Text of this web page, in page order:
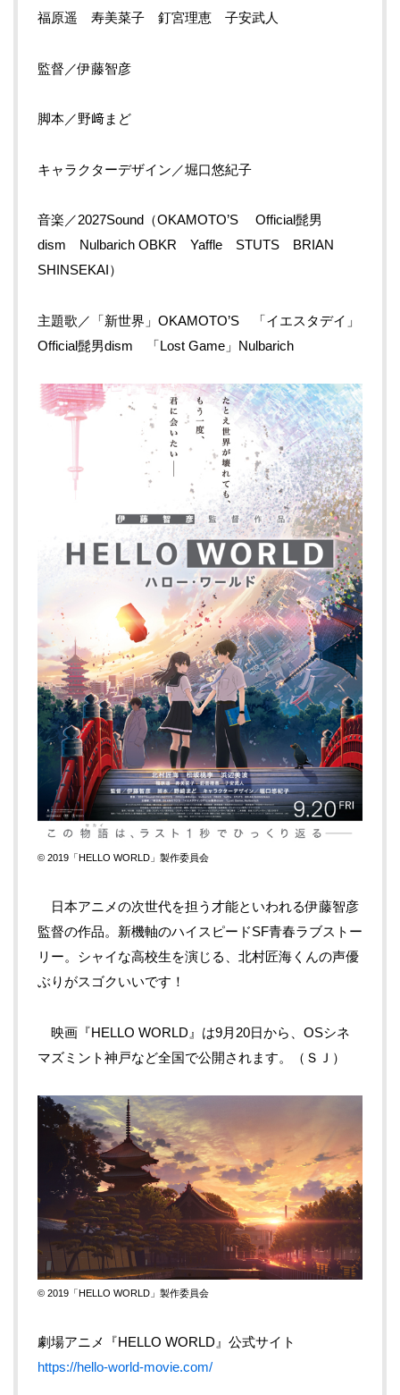
福原遥 寿美菜子 釘宮理恵 子安武人
監督／伊藤智彦
脚本／野﨑まど
キャラクターデザイン／堀口悠紀子
音楽／2027Sound （OKAMOTO’S Official髭男
dism
Nulbarich OBKR Yaffle STUTS
BRIAN
SHINSEKAI）
主題歌／「新世界」 OKAMOTO’S 「イエスタデイ」
Official髭男dism 「Lost Game 」 Nulbarich
© 2019「HELLO WORLD」製作委員会
日本アニメの次世代を担う才能といわれる伊藤智彦
監督の作品。新機軸のハイスピードSF青春ラブストー
リー。シャイな高校生を演じる、北村匠海くんの声優
ぶりがスゴクいいです！
映画『HELLO WORLD 』は9月 20日から、 OSシネ
マズミント神戸など全国で公開されます。（ＳＪ）
© 2019「HELLO WORLD」製作委員会
劇場アニメ『HELLO WORLD 』公式サイト
https://hello-world-movie.com/